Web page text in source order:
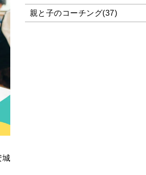
城
親と子のコーチング(37)